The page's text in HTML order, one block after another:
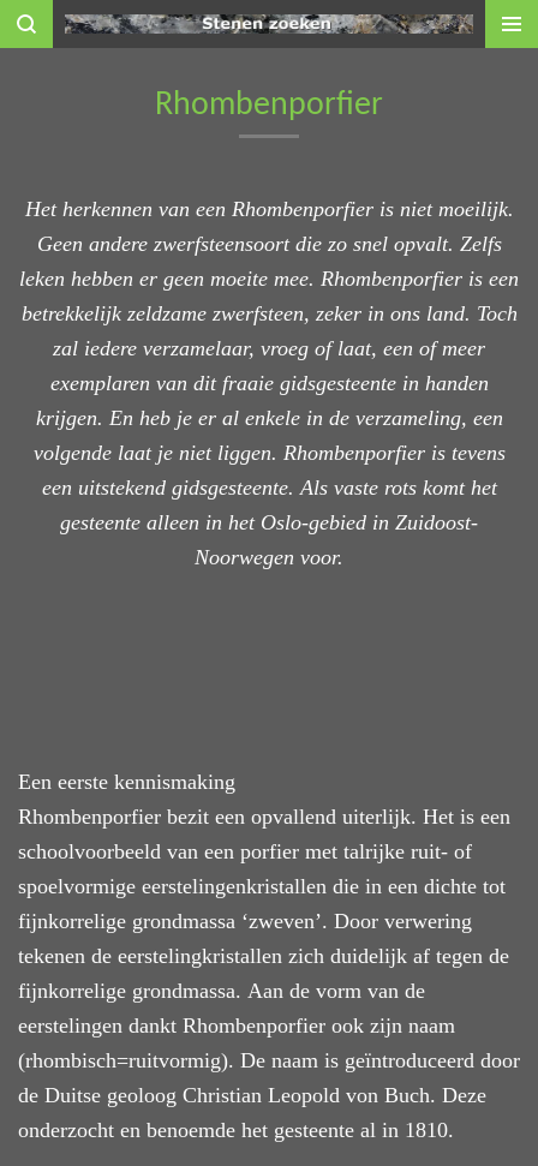
Ga
Rhombenporfier
Het herkennen van een Rhombenporfier is niet moeilijk.
Geen andere zwerfsteensoort die zo snel opvalt. Zelfs
leken hebben er geen moeite mee. Rhombenporfier is een
betrekkelijk zeldzame zwerfsteen, zeker in ons land. Toch
zal iedere verzamelaar, vroeg of laat, een of meer
exemplaren van dit fraaie gidsgesteente in handen
krijgen. En heb je er al enkele in de verzameling, een
volgende laat je niet liggen. Rhombenporfieris tevens
een uitstekendgidsgesteente.Als vaste rotskomt het
gesteente alleen in het Oslo-gebied in Zuidoost-
Noorwegen voor.
Een eerste kennismaking
Rhombenporfier bezit een opvallend uiterlijk. Het is een
schoolvoorbeeld van een porfier met talrijke ruit- of
spoelvormige eerstelingenkristallen die in een dichte tot
fijnkorrelige grondmassa ‘zweven’. Door verwering
tekenen de eerstelingkristallen zich duidelijk af tegen de
fijnkorrelige grondmassa. Aan de vorm van de
eerstelingen dankt Rhombenporfier ook zijn naam
(rhombisch=ruitvormig). De naam is geïntroduceerd door
de Duitse geoloog Christian Leopold von Buch. Deze
onderzocht en benoemde het gesteente al in 1810.